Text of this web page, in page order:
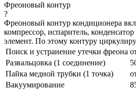
Фреоновый контур
?
Фреоновый контур кондиционера
компрессор, испаритель,
элемент. По этому контуру
Поиск и устранение утечки фреона
Развальцовка (1 соединение)
Пайка медной трубки (1 точка)
Вакуумирование